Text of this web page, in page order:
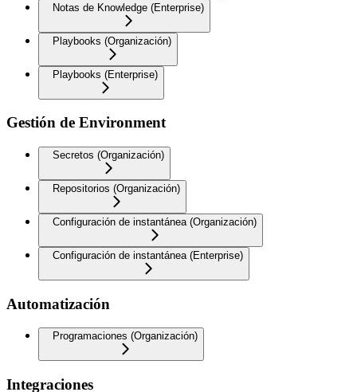
Notas de Knowledge (Enterprise)
Playbooks (Organización)
Playbooks (Enterprise)
Gestión de Environment
Secretos (Organización)
Repositorios (Organización)
Configuración de instantánea (Organización)
Configuración de instantánea (Enterprise)
Automatización
Programaciones (Organización)
Integraciones